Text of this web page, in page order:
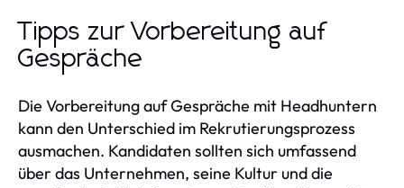
Tipps zur Vorbereitung auf
Gespräche
Die Vorbereitung auf Gespräche mit Headhuntern
kann den Unterschied im Rekrutierungsprozess
ausmachen. Kandidaten sollten sich umfassend
über das Unternehmen, seine Kultur und die